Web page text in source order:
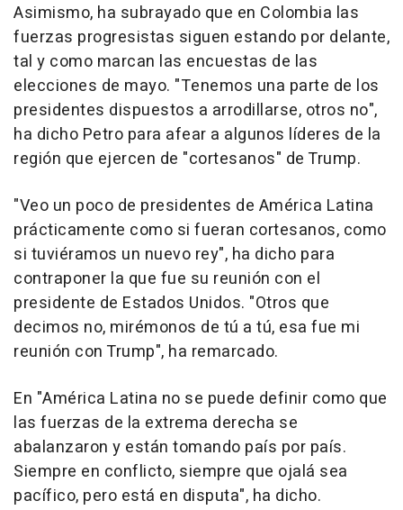
Asimismo, ha subrayado que en Colombia las
fuerzas progresistas siguen estando por delante,
tal y como marcan las encuestas de las
elecciones de mayo. "Tenemos una parte de los
presidentes dispuestos a arrodillarse, otros no",
ha dicho Petro para afear a algunos líderes de la
región que ejercen de "cortesanos" de Trump.
"Veo un poco de presidentes de América Latina
prácticamente como si fueran cortesanos, como
si tuviéramos un nuevo rey", ha dicho para
contraponer la que fue su reunión con el
presidente de Estados Unidos. "Otros que
decimos no, mirémonos de tú a tú, esa fue mi
reunión con Trump", ha remarcado.
En "América Latina no se puede definir como que
las fuerzas de la extrema derecha se
abalanzaron y están tomando país por país.
Siempre en conflicto, siempre que ojalá sea
pacífico, pero está en disputa", ha dicho.